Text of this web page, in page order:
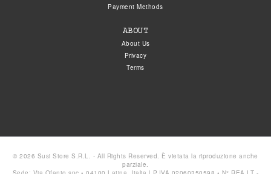
Payment Methods
ABOUT
About Us
Privacy
Terms
© 2026 Susi Store S.R.L. - All Rights Reserved. È vietata la riproduzione anche
parziale.